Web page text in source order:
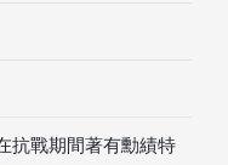
抗戰期間著有勳績特